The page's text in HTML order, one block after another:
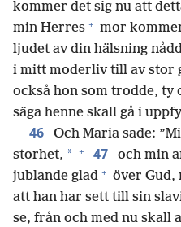
kommer det sig nu att
min Herres + mor
ljudet av din hälsning
i mitt moderliv till av stor
också hon som trodde, ty
säga henne skall gå i
46
Och Maria sade:
storhet, * + 47
och min
jublande glad + över Gud,
att han har sett till sin
se, från och med nu skall